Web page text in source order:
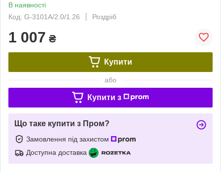
В наявності
Код: G-3101A/2.0/1.26
Роздріб
1 007 ₴
Купити
або
Купити з
Що таке купити з Пром?
Замовлення під захистом
Доступна доставка